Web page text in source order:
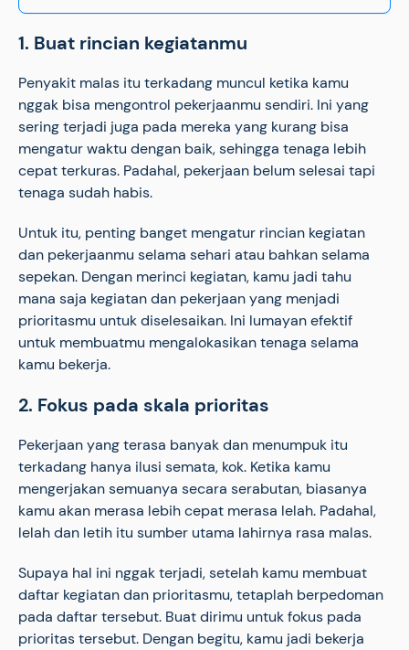
1. Buat rincian kegiatanmu
Penyakit malas itu terkadang muncul ketika kamu
nggak bisa mengontrol pekerjaanmu sendiri. Ini yang
sering terjadi juga pada mereka yang kurang bisa
mengatur waktu dengan baik, sehingga tenaga lebih
cepat terkuras. Padahal, pekerjaan belum selesai tapi
tenaga sudah habis.
Untuk itu, penting banget mengatur rincian kegiatan
dan pekerjaanmu selama sehari atau bahkan selama
sepekan. Dengan merinci kegiatan, kamu jadi tahu
mana saja kegiatan dan pekerjaan yang menjadi
prioritasmu untuk diselesaikan. Ini lumayan efektif
untuk membuatmu mengalokasikan tenaga selama
kamu bekerja.
2. Fokus pada skala prioritas
Pekerjaan yang terasa banyak dan menumpuk itu
terkadang hanya ilusi semata, kok. Ketika kamu
mengerjakan semuanya secara serabutan, biasanya
kamu akan merasa lebih cepat merasa lelah. Padahal,
lelah dan letih itu sumber utama lahirnya rasa malas.
Supaya hal ini nggak terjadi, setelah kamu membuat
daftar kegiatan dan prioritasmu, tetaplah berpedoman
pada daftar tersebut. Buat dirimu untuk fokus pada
prioritas tersebut. Dengan begitu, kamu jadi bekerja